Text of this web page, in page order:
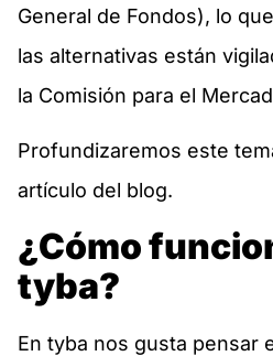
General de Fondos), lo
las alternativas están
la Comisión para el
Profundizaremos este
artículo del blog.
¿Cómo
tyba?
En tyba nos gusta pensar